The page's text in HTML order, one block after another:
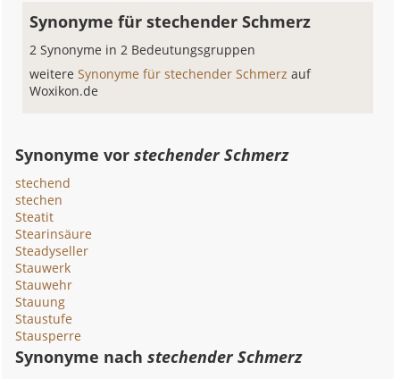
Synonyme für stechender Schmerz
2 Synonyme in 2 Bedeutungsgruppen
weitereSynonyme für stechender Schmerzauf
Woxikon.de
Synonyme vorstechender Schmerz
stechend
stechen
Steatit
Stearinsäure
Steadyseller
Stauwerk
Stauwehr
Stauung
Staustufe
Stausperre
Synonyme nachstechender Schmerz